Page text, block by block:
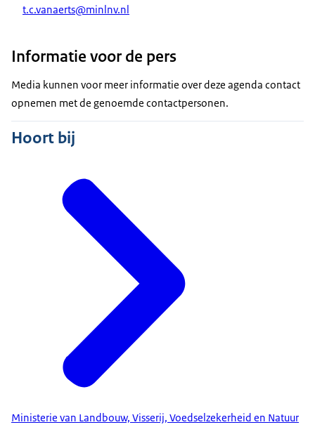
t.c.vanaerts@minlnv.nl
Informatie voor de pers
Media kunnen voor meer informatie over deze agenda contact
opnemen met de genoemde contactpersonen.
Hoort bij
Ministerie van Landbouw, Visserij, Voedselzekerheid en Natuur